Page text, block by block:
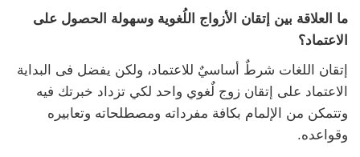
ما العلاقة بين إتقان الأزواج اللُغوية وسهولة الحصول على
الاعتماد؟
إتقان اللغات شرطٌ أساسيٌ للاعتماد، ولكن يفضل فى البداية
الاعتماد على إتقان زوج لٌغوي واحد لكي تزداد خبرتك فيه
وتتمكن من الإلمام بكافة مفرداته ومصطلحاته وتعابيره
وقواعده.